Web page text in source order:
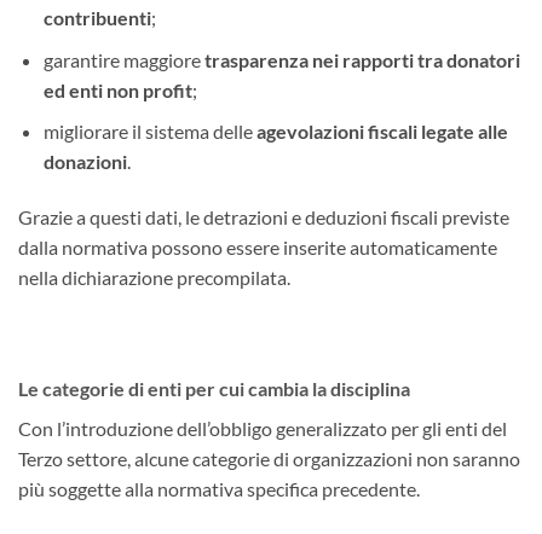
contribuenti;
garantire maggioretrasparenza nei rapporti tra donatori
ed enti non profit;
migliorare il sistema delleagevolazioni fiscali legate alle
donazioni.
Grazie a questi dati, le detrazioni e deduzioni fiscali previste
dalla normativa possono essere inserite automaticamente
nella dichiarazione precompilata.
Le categorie di enti per cui cambia la disciplina
Con l’introduzione dell’obbligo generalizzato per gli enti del
Terzo settore, alcune categorie di organizzazioni non saranno
più soggette alla normativa specifica precedente.